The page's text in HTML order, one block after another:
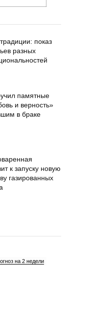
показ
разных
памятные
и верность»
в браке
к запуску новую
газированных
на 2 недели